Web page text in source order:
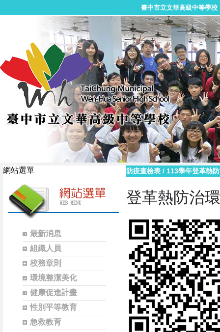
臺中市立文華高級中等學校
網站選單
最新消息
組織人員
校務章則
環境整潔美化
健康促進計畫
性別平等教育
急救教育
防疫查檢表 / 113學年登革熱
登革熱防治